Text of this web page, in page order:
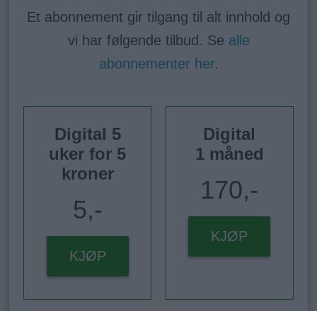
Et abonnement gir tilgang til alt innhold og
vi har følgende tilbud. Se alle
abonnementer her.
Digital 5
uker for 5
kroner
5,-
KJØP
Digital
1 måned
170,-
KJØP